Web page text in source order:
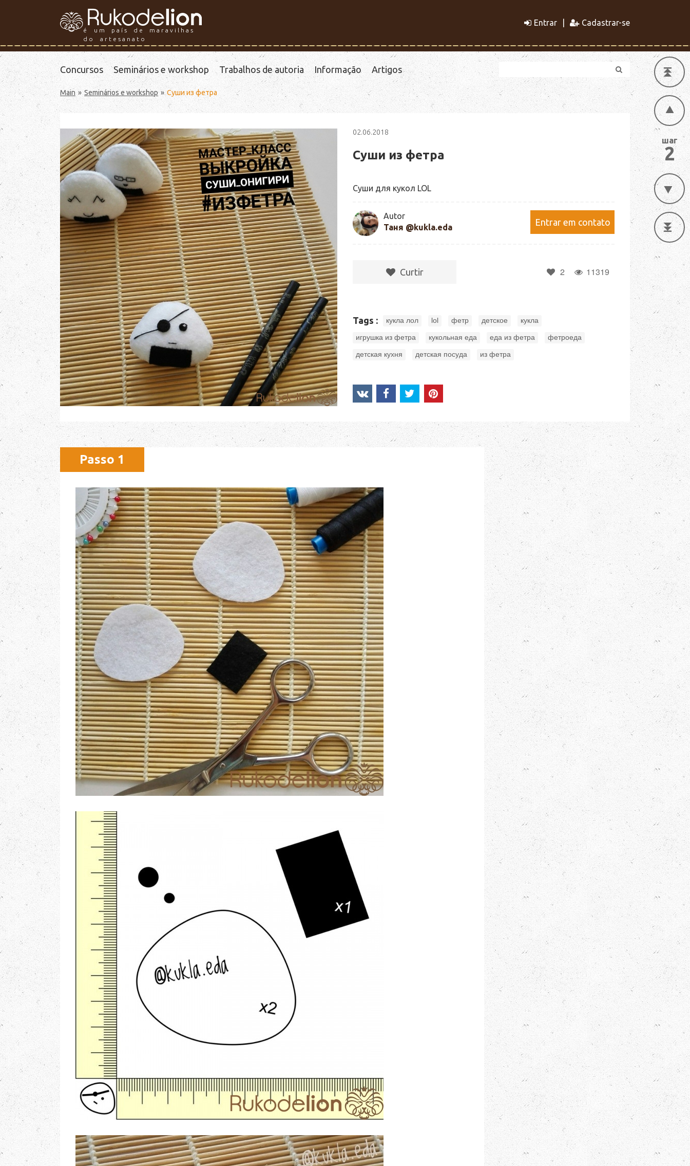
é um país de maravilhas
do artesanato
Entrar Cadastrar-se
Concursos Seminários e workshop Trabalhos de autoria Informação Artigos
Main Seminários e workshop Суши из фетра
02.06.2018
Суши из фетра
Суши для кукол LOL
Autor
Таня @kukla.eda
Entrar em contato
Сurtir 2 11319
Tags : кукла лол lol фетр детское кукла
игрушка из фетра кукольная еда еда из фетра фетроеда
детская кухня детская посуда из фетра
шаг
2
Passo 1